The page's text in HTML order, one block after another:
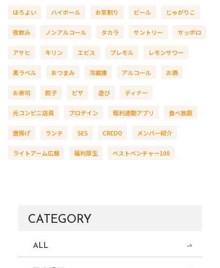
ほろよい ハイボール お茶割り ビール じゃがりこ
夜飲み ノンアルコール タカラ サントリー サッポロ
アサヒ キリン エビス プレモル レモンサワー
黒ラベル おつまみ 冷蔵庫 アルコール お酒
お寿司 餃子 ピザ 遊び ディナー
元コンビニ店員 プロテイン 粗利連動アプリ 食べ放題
唐揚げ ランチ SES CREDO メンバー紹介
ライトアーム広報 福利厚生 ベストベンチャー100
CATEGORY
ALL